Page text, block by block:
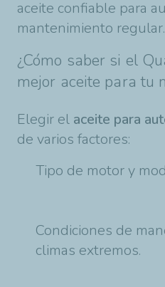
aceite confiable para
mantenimiento regular.
¿Cómo saber si el
mejor aceite para tu
Elegir el aceite para
de varios factores:
Tipo de motor y
Condiciones de
climas extremos.